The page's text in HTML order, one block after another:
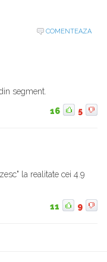
COMENTEAZA
segment.
16 5
la realitate cei 4.9
11 9